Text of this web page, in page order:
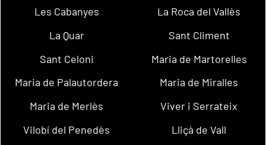
Les Cabanyes
La Roca del Vallès
La Quar
Sant Climent
Sant Celoni
Maria de Martorelles
Maria de Palautordera
Maria de Miralles
Maria de Merlès
Viver i Serrateix
Vilobí del Penedès
Lliçà de Vall